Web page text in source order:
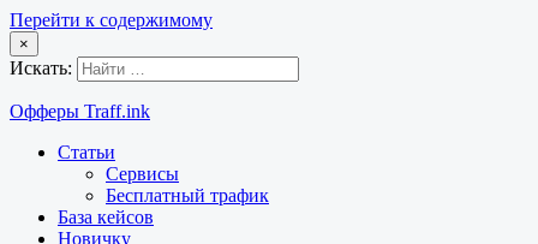
Перейти к содержимому
×
Искать:
Офферы Traff.ink
Статьи
Сервисы
Бесплатный трафик
База кейсов
Новичку